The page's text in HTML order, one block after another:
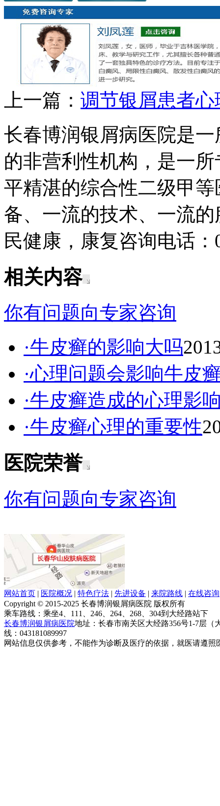
上一篇： 调节银屑患者心
长春博润银屑病医院是
的非营利性机构，是一
平精湛的综合性二级甲
备、一流的技术、一流
民健康，康复咨询电话：
相关内容
你有问题向专家咨询
·牛皮癣的影响大吗
·心理问题会影响牛皮
·牛皮癣造成的心理影
·牛皮癣心理的重要性
医院荣誉
你有问题向专家咨询
网站首页 | 医院概况 | 特色疗法 | 先进设备 | 来院路线 | 在线咨询
Copyright © 2015-2025 长春博润银屑病医院 版权所有
乘车路线：乘坐4、111、246、264、268、304到大经路站下
长春博润银屑病医院地址：长春市南关区大经路356号1-7层（
线：043181089997
网站信息仅供参考，不能作为诊断及医疗的依据，就医请遵照